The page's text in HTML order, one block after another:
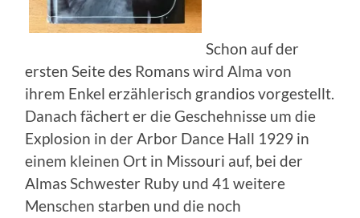
Schon auf der
ersten Seite des Romans wird Alma von
ihrem Enkel erzählerisch grandios vorgestellt.
Danach fächert er die Geschehnisse um die
Explosion in der Arbor Dance Hall 1929 in
einem kleinen Ort in Missouri auf, bei der
Almas Schwester Ruby und 41 weitere
Menschen starben und die noch